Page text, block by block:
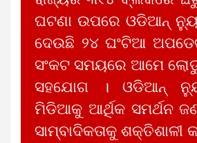
ଘଟଣା ଉପରେ ଓଡିଆନ୍
ଦେଉଛି ୨୪ ଘଂଟିଆ
ସଂକଟ ସମୟରେ ଆମେ
ସହଯୋଗ । ଓଡିଆନ୍
ମିଡିଆକୁ ଆର୍ଥିକ ସମର୍ଥନ
ସାମ୍ବାଦିକତାକୁ ଶକ୍ତିଶାଳୀ